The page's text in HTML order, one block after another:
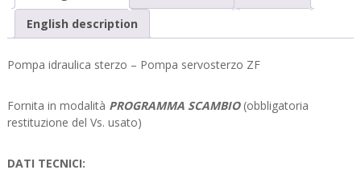
English description
Pompa idraulica sterzo – Pompa servosterzo ZF
Fornita in modalità PROGRAMMA SCAMBIO(obbligatoria
restituzione del Vs. usato)
DATI TECNICI: